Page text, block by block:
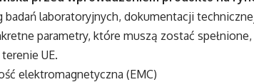
badań laboratoryjnych, dokumentacji
parametry, które muszą zostać
UE.
elektromagnetyczna (EMC)